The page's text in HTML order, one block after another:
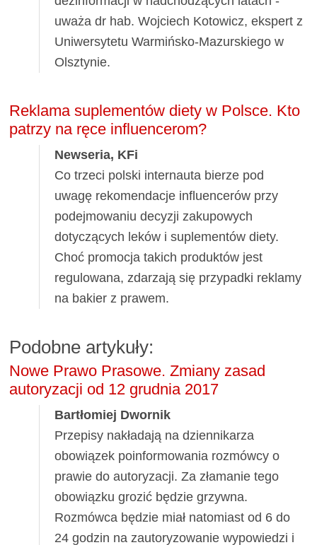
uważa dr hab. Wojciech Kotowicz, ekspert z
Uniwersytetu Warmińsko-Mazurskiego w
Olsztynie.
Reklama suplementów diety w Polsce. Kto
patrzy na ręce influencerom?
Newseria, KFi
Co trzeci polski internauta bierze pod
uwagę rekomendacje influencerów przy
podejmowaniu decyzji zakupowych
dotyczących leków i suplementów diety.
Choć promocja takich produktów jest
regulowana, zdarzają się przypadki reklamy
na bakier z prawem.
Podobne artykuły:
Nowe Prawo Prasowe. Zmiany zasad
autoryzacji od 12 grudnia 2017
Bartłomiej Dwornik
Przepisy nakładają na dziennikarza
obowiązek poinformowania rozmówcy o
prawie do autoryzacji. Za złamanie tego
obowiązku grozić będzie grzywna.
Rozmówca będzie miał natomiast od 6 do
24 godzin na zautoryzowanie wypowiedzi i